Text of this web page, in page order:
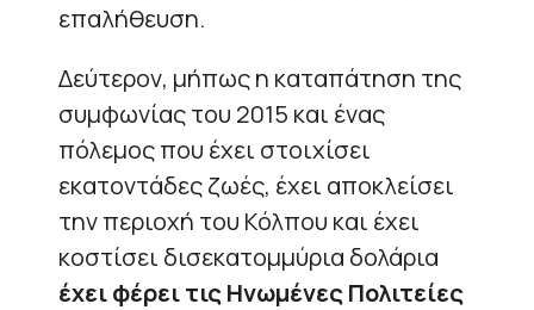
επαλήθευση.
Δεύτερον, μήπως η καταπάτηση της
συμφωνίας του 2015 και ένας
πόλεμος που έχει στοιχίσει
εκατοντάδες ζωές, έχει αποκλείσει
την περιοχή του Κόλπου και έχει
κοστίσει δισεκατομμύρια δολάρια
έχει φέρει τις Ηνωμένες Πολιτείες